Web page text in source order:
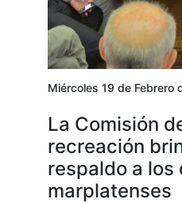
Miércoles 19 de Febrero
La Comisión
recreación
respaldo a los
marplatenses